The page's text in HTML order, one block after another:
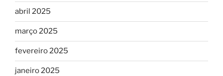
abril 2025
março 2025
fevereiro 2025
janeiro 2025